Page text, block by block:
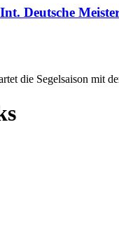
Deutsche
die Segelsaison mit